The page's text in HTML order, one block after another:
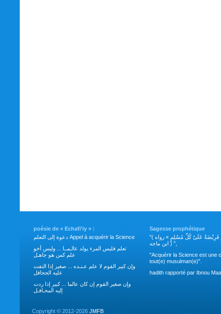
poésie de « Echafi’iy » :
دعوة إلى التعلم Appel à acquérir la Science
تعلم فليس المرء يولد عالـمــا ... وليس أخو
علم كمن هو جاهـل
وإن كبير القوم لا علم عـنـده ... صغير إذا التفت
عليه الجحافل
وإن صغير القوم إن كان عالما ... كبير إذا ردت
إليه المحـافـل
Sagesse prophétique
"( طَلَبُ العِلْمِ فَرِيْضَةٌ عَلَىْ كُلِّ مُسْلِمٍ » رواه
ابن ماجه ) ",
"Acquérir la Science est une
tout(e) musulman(e)".
hadith rapporté par Ibnou
Copyright © 2012-2026 JMFB